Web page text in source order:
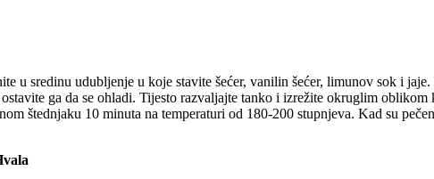
u sredinu udubljenje u koje stavite šećer, vanilin šećer, limunov sok i
ga da se ohladi. Tijesto razvaljajte tanko i izrežite okruglim
štednjaku 10 minuta na temperaturi od 180-200 stupnjeva. Kad su